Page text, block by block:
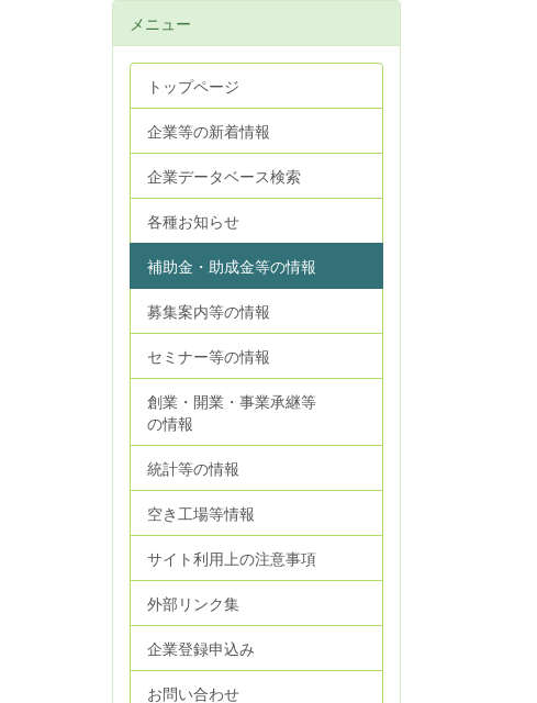
メニュー
トップページ
企業等の新着情報
企業データベース検索
各種お知らせ
補助金・助成金等の情報
募集案内等の情報
セミナー等の情報
創業・開業・事業承継等
の情報
統計等の情報
空き工場等情報
サイト利用上の注意事項
外部リンク集
企業登録申込み
お問い合わせ